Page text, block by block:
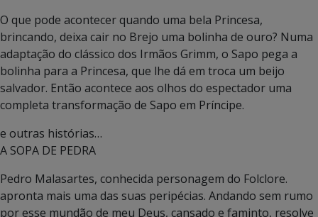
O que pode acontecer quando uma bela Princesa,
brincando, deixa cair no Brejo uma bolinha de ouro? Numa
adaptação do clássico dos Irmãos Grimm, o Sapo pega a
bolinha para a Princesa, que lhe dá em troca um beijo
salvador. Então acontece aos olhos do espectador uma
completa transformação de Sapo em Príncipe.
e outras histórias…
A SOPA DE PEDRA
Pedro Malasartes, conhecida personagem do Folclore.
apronta mais uma das suas peripécias. Andando sem rumo
por esse mundão de meu Deus, cansado e faminto, resolve